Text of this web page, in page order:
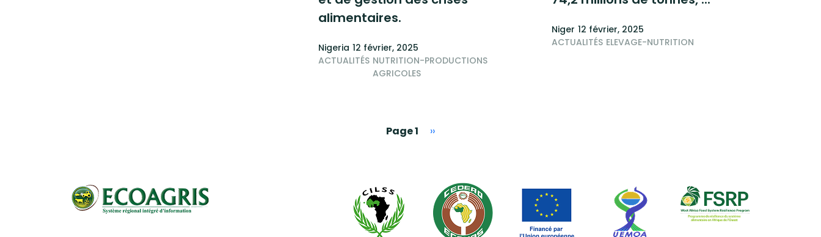
alimentaires.
Nigeria 12 février, 2025
ACTUALITÉS NUTRITION-PRODUCTIONS
AGRICOLES
Niger 12 février, 2025
ACTUALITÉS ELEVAGE-NUTRITION
Page 1 Page suivante
››